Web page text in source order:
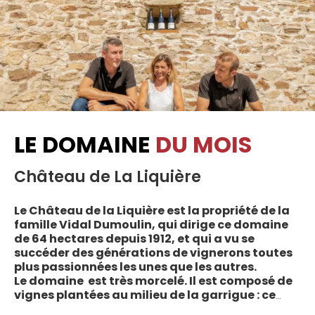
LE DOMAINE DU MOIS
Château de La Liquière
Le Château de la Liquière est la propriété de la
famille Vidal Dumoulin, qui dirige ce domaine
de 64 hectares depuis 1912, et qui a vu se
succéder des générations de vignerons toutes
plus passionnées les unes que les autres.
Le domaine est très morcelé. Il est composé de
vignes plantées au milieu de la garrigue : ce